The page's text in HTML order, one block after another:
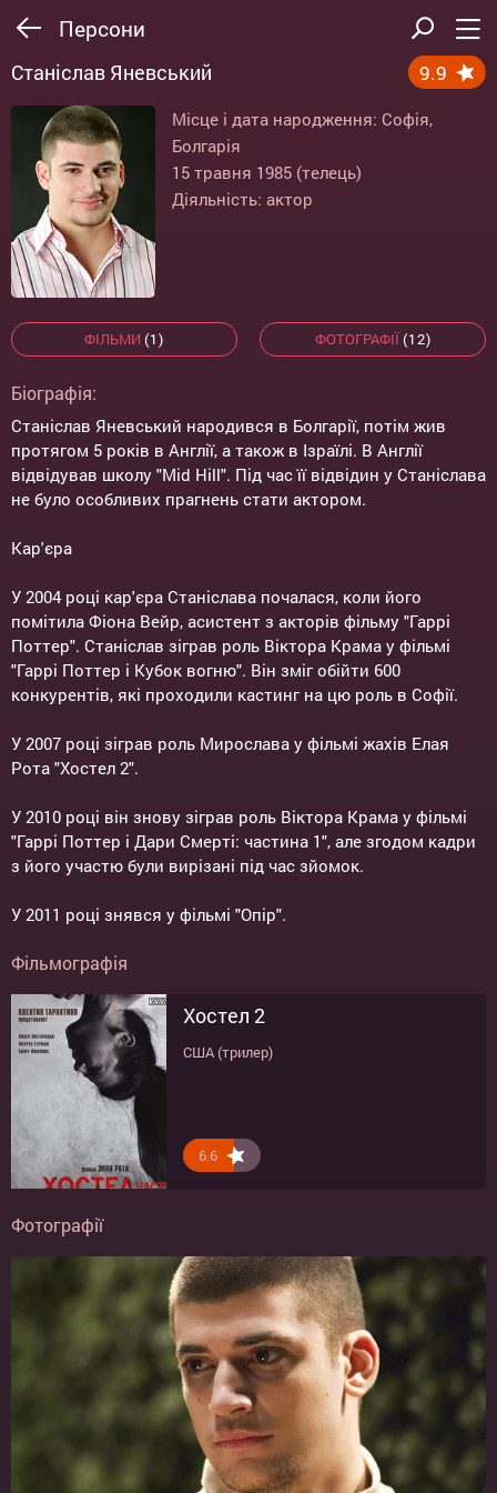
Персони
Станіслав Яневський 9.9
Місце і дата народження: Софія,
Болгарія
15 травня 1985 (телець)
Діяльність: актор
ФІЛЬМИ (1) ФОТОГРАФІЇ(12)
Біографія:
Станіслав Яневський народився в Болгарії, потім жив
протягом 5 років в Англії, а також в Ізраїлі. В Англії
відвідував школу "Mid Hill". Під час її відвідин у Станіслава
не було особливих прагнень стати актором.
Кар'єра
У 2004 році кар'єра Станіслава почалася, коли його
помітила Фіона Вейр, асистент з акторів фільму "Гаррі
Поттер". Станіслав зіграв роль Віктора Крама у фільмі
"Гаррі Поттер і Кубок вогню". Він зміг обійти 600
конкурентів, які проходили кастинг на цю роль в Софії.
У 2007 році зіграв роль Мирослава у фільмі жахів Елая
Рота "Хостел 2".
У 2010 році він знову зіграв роль Віктора Крама у фільмі
"Гаррі Поттер і Дари Смерті: частина 1", але згодом кадри
з його участю були вирізані під час зйомок.
У 2011 році знявся у фільмі "Опір".
Фільмографія
Хостел 2
США (трилер)
6.6
Фотографії